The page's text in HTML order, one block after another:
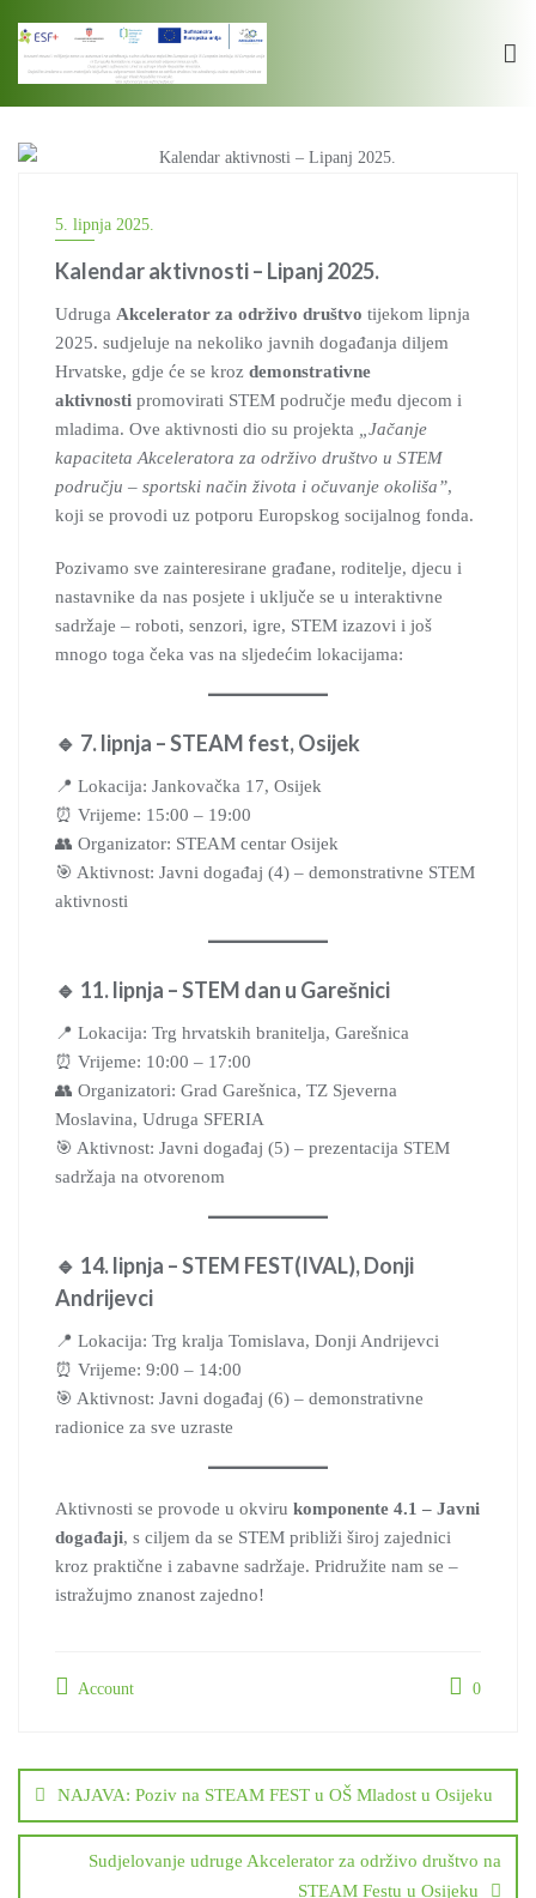
content
5. lipnja 2025.
Kalendar aktivnosti – Lipanj 2025.
Udruga Akcelerator za održivo društvo tijekom lipnja
2025. sudjeluje na nekoliko javnih događanja diljem
Hrvatske, gdje će se kroz demonstrativne
aktivnosti promovirati STEM područje među djecom i
mladima. Ove aktivnosti dio su projekta
„Jačanje
kapaciteta Akceleratora za održivo društvo u STEM
području – sportski način života i očuvanje okoliša”,
koji se provodi uz potporu Europskog socijalnog fonda.
Pozivamo sve zainteresirane građane, roditelje, djecu i
nastavnike da nas posjete i uključe se u interaktivne
sadržaje – roboti, senzori, igre, STEM izazovi i još
mnogo toga čeka vas na sljedećim lokacijama:
🔹 7. lipnja – STEAM fest, Osijek
📍 Lokacija: Jankovačka 17, Osijek
⏰ Vrijeme: 15:00 – 19:00
👥 Organizator: STEAM centar Osijek
🎯 Aktivnost: Javni događaj (4) – demonstrativne STEM
aktivnosti
🔹 11. lipnja – STEM dan u Garešnici
📍 Lokacija: Trg hrvatskih branitelja, Garešnica
⏰ Vrijeme: 10:00 – 17:00
👥 Organizatori: Grad Garešnica, TZ Sjeverna
Moslavina, Udruga SFERIA
🎯 Aktivnost: Javni događaj (5) – prezentacija STEM
sadržaja na otvorenom
🔹 14. lipnja – STEM FEST(IVAL), Donji
Andrijevci
📍 Lokacija: Trg kralja Tomislava, Donji Andrijevci
⏰ Vrijeme: 9:00 – 14:00
🎯 Aktivnost: Javni događaj (6) – demonstrativne
radionice za sve uzraste
Aktivnosti se provode u okviru komponente 4.1 – Javni
događaji, s ciljem da se STEM približi široj zajednici
kroz praktične i zabavne sadržaje. Pridružite nam se –
istražujmo znanost zajedno!
Account 0
objavaNAJAVA: Poziv na STEAM FEST u OŠ Mladost u Osijeku
Sudjelovanje udruge Akcelerator za održivo društvo na
STEAM Festu u Osijeku